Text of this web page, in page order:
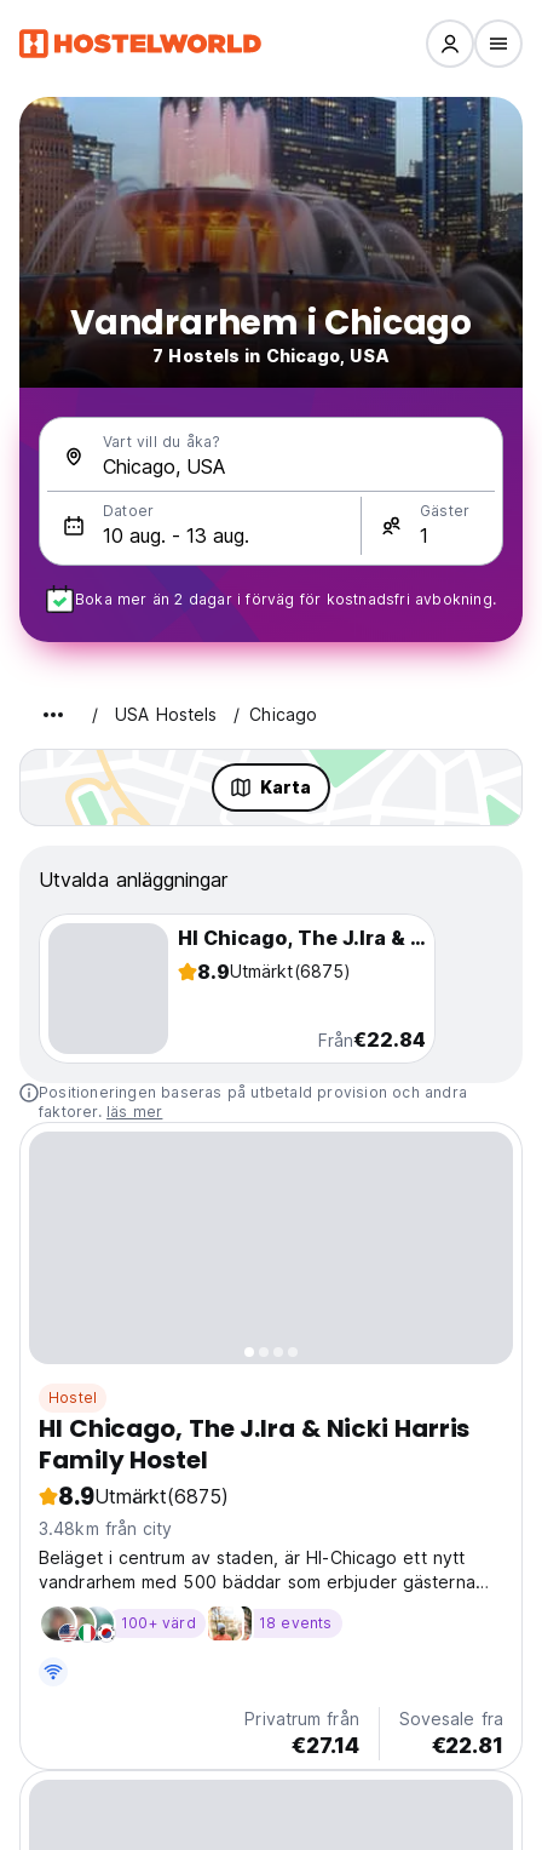
Vandrarhem i Chicago
7 Hostels in Chicago, USA
Vart vill du åka?
Datoer Gäster
Boka mer än 2 dagar i förväg för kostnadsfri avbokning.
USA Hostels Chicago
Karta
Utvalda anläggningar
HI Chicago, The J.Ira & Nicki Harris Family Hostel
8.9Utmärkt(6875)
Från€22.84
Positioneringen baseras på utbetald provision och andra
faktorer. läs mer
Hostel
HI Chicago, The J.Ira & Nicki Harris
Family Hostel
8.9Utmärkt(6875)
3.48km från city
Beläget i centrum av staden, är HI-Chicago ett nytt
vandrarhem med 500 bäddar som erbjuder gästerna
säkra, rena, kvalitetsboenden nära stora attraktioner
och kollektivtrafik.
100+ värd 18 events
Privatrum från
€27.14
Sovesale fra
€22.81